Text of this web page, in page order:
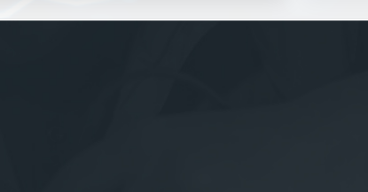
ответственного и надежного поставщика